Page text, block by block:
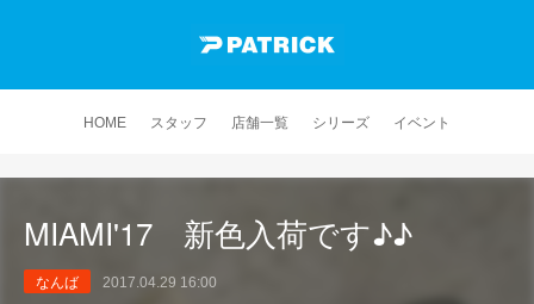
HOME スタッフ 店舗一覧 シリーズ イベント
MIAMI'17 新色入荷です♪♪
なんば 2017.04.29 16:00